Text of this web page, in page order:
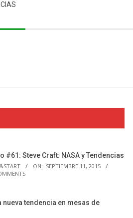
#61: Steve Craft: NASA y Tendencias
ON: SEPTIEMBRE 11, 2015
nueva tendencia en mesas de